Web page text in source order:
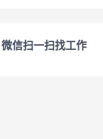
微信扫一扫找工作